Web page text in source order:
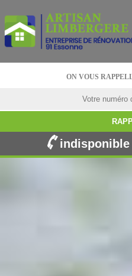
ON VOUS
indisponible